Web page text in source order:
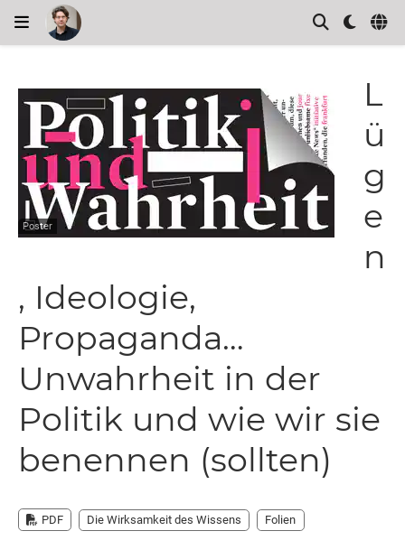
Poster
L
ü
g
e
n
, Ideologie,
Propaganda…
Unwahrheit in der
Politik und wie wir sie
benennen (sollten)
PDF Die Wirksamkeit des Wissens Folien